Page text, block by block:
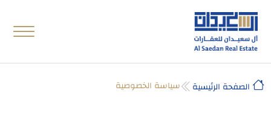
الصفحة الرئيسية سياسة الخصوصية